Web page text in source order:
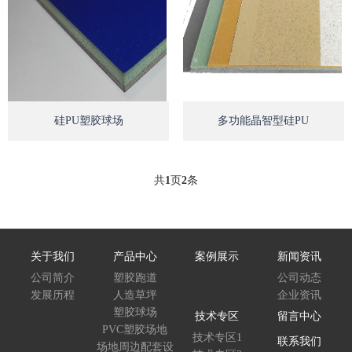
硅PU塑胶球场 多功能晶智型硅PU
共1页2条
关于我们
公司简介
发展历程
产品中心
塑胶跑道
人造草坪
塑胶球场
PVC塑胶场地
场地周边配套设
案例展示
新闻资讯
公司动态
企业资讯
技术专区
技术专区1
留言中心
联系我们